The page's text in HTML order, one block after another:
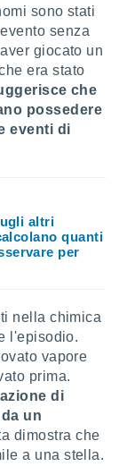
sono stati
senza
giocato un
era stato
che
possedere
eventi di
altri
quanti
per
nella chimica
l'episodio.
vapore
prima.
di
un
dimostra che
a una stella.